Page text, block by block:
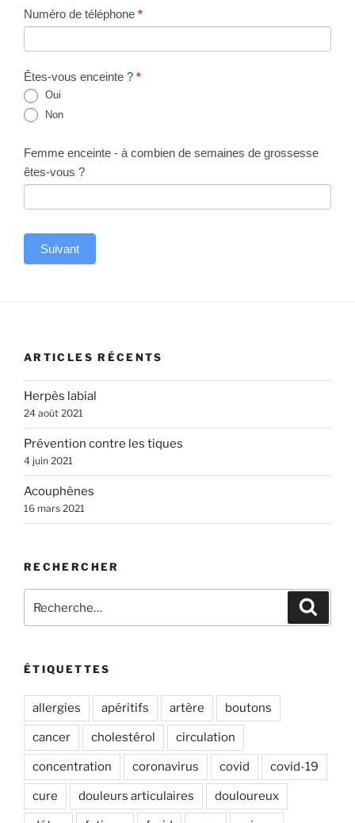
Numéro de téléphone *
Êtes-vous enceinte ? *
Oui
Non
Femme enceinte - à combien de semaines de grossesse
êtes-vous ?
Suivant
e
n
a
t
i
v
e
:
ARTICLES RÉCENTS
Herpès labial
24 août 2021
Prévention contre les tiques
4 juin 2021
Acouphènes
16 mars 2021
RECHERCHER
pour
ÉTIQUETTES
allergies apéritifs artère boutons
cancer cholestérol circulation
concentration coronavirus covid covid-19
cure douleurs articulaires douloureux